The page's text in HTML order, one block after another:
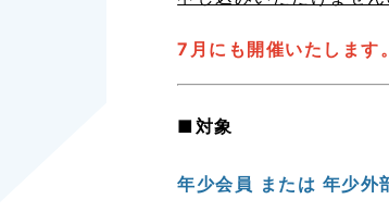
7月にも開催いたします
■対象
年少会員 または 年少